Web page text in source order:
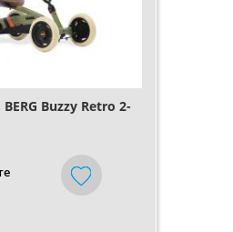
Buzzy Retro 2-